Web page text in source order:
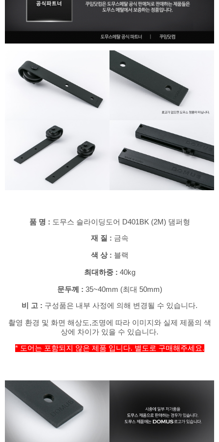
품 명 : 도무스 슬라이딩도어 D401BK (2M) 댐퍼형
재 질 : 금속
색 상 : 블랙
최대하중 : 40kg
문두께 : 35~40mm (최대 50mm)
비 고 : 구성품은 내부 사정에 의해 변경될 수 있습니다.
촬영 환경 및 화면 해상도,조명에 따라 이미지와 실제 제품의 색
상에 차이가 있을 수 있습니다.
* 도어는 포함되지 않은 제품 입니다. 별도로 구매해주세요.